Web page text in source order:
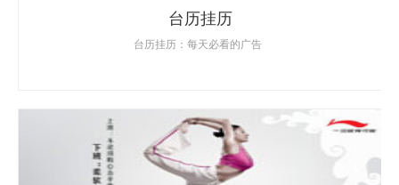
台历挂历
台历挂历：每天必看的广告